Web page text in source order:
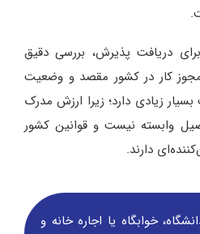
دریافت پذیرش، بررسی دقیق
مجوز کار در کشور مقصد و وضعیت
زیادی دارد؛ زیرا ارزش مدرک
وابسته نیست و قوانین کشور
دارند.
خوابگاه یا اجاره خانه و